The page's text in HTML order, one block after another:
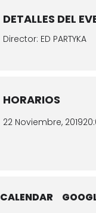
DETALLES DEL
Director: ED PARTYKA
HORARIOS
22 Noviembre, 2019
CALENDAR